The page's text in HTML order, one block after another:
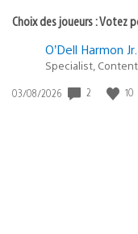
Choix des joueurs : Votez
O’Dell Harmon Jr.
Specialist,
Date
03/08/2026 2 10